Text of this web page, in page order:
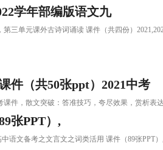
学年部编版语文九
三单元课外古诗词诵读 课件（共四份）
件（共50张ppt）2021中考
课件，散文突破：答准技巧，夸尽效果，赏析表
张PPT）,
语文备考之文言文之词类活用 课件（89张PPT